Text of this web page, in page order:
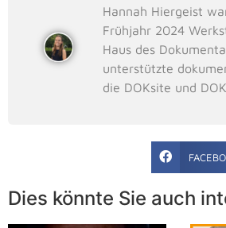
Hannah Hiergeist
Frühjahr 2024
Haus des
unterstützte
die DOKsite und
Dies könnte Sie auch